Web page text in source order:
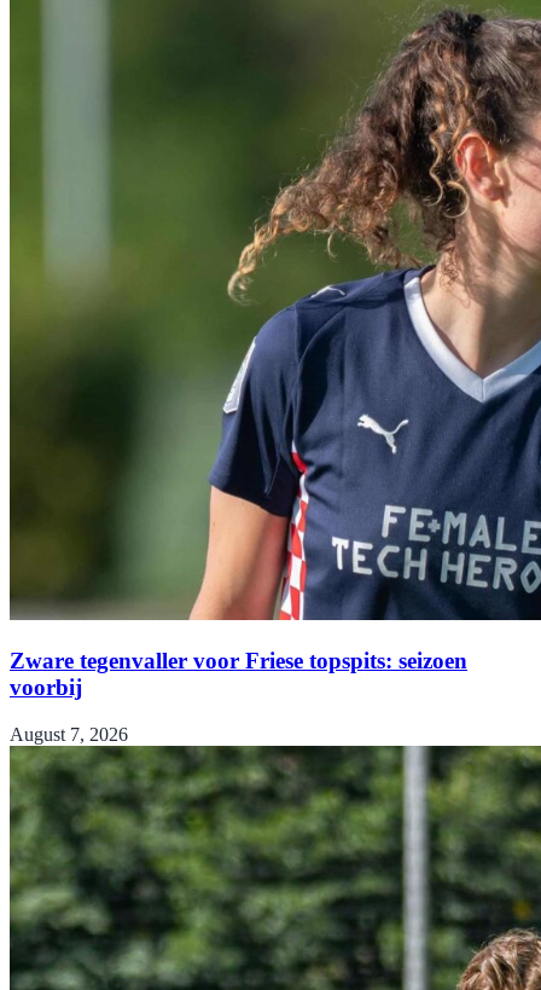
Zware tegenvaller voor Friese topspits: seizoen
voorbij
August 7, 2026